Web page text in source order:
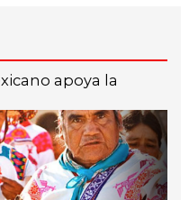
apoya la